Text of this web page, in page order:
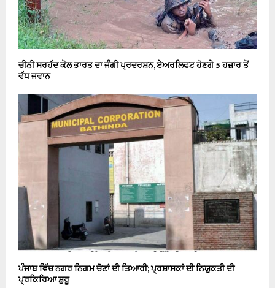
ਚੀਨੀ ਸਰਹੱਦ ਕੋਲ ਭਾਰਤ ਦਾ ਜੰਗੀ ਪ੍ਰਦਰਸ਼ਨ, ਏਅਰਲਿਫਟ ਹੋਣਗੇ 5 ਹਜ਼ਾਰ ਤੋਂ
ਵੱਧ ਜਵਾਨ
ਪੰਜਾਬ ਵਿੱਚ ਨਗਰ ਨਿਗਮ ਚੋਣਾਂ ਦੀ ਤਿਆਰੀ; ਪ੍ਰਸ਼ਾਸਕਾਂ ਦੀ ਨਿਯੁਕਤੀ ਦੀ
ਪ੍ਰਕਿਰਿਆ ਸ਼ੁਰੂ